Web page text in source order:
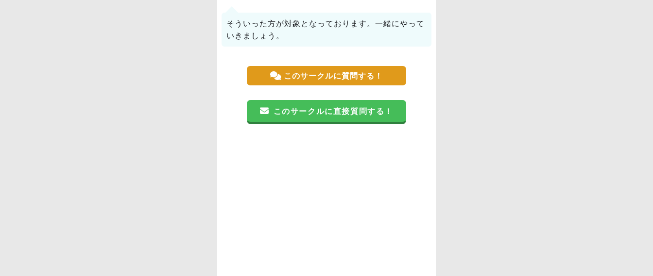
そういった方が対象となっております。一緒にやって
いきましょう。
このサークルに質問する！
このサークルに直接質問する！